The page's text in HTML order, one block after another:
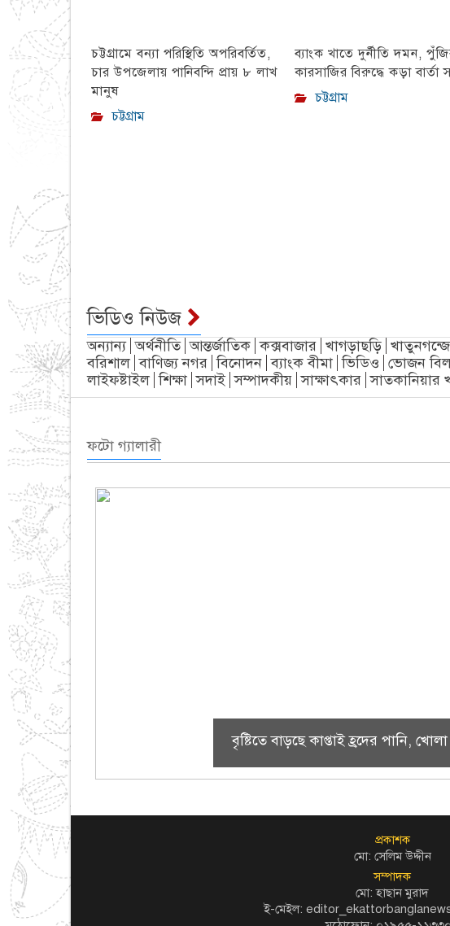
চট্টগ্রামে বন্যা পরিস্থিতি অপরিবর্তিত,
চার উপজেলায় পানিবন্দি প্রায় ৮ লাখ
মানুষ
চট্টগ্রাম
ব্যাংক খাতে দুর্নীতি দমন,
কারসাজির বিরুদ্ধে কড়া বার্তা
চট্টগ্রাম
ভিডিও নিউজ
অন্যান্য অর্থনীতি আন্তর্জাতিক কক্সবাজার খাগড়াছড়ি
বরিশাল বাণিজ্য নগর বিনোদন ব্যাংক বীমা ভিডিও ভোজন
লাইফষ্টাইল শিক্ষা সদাই সম্পাদকীয় সাক্ষাৎকার সাতকানিয়ার
ফটো গ্যালারী
বৃষ্টিতে বাড়ছে কাপ্তাই হ্রদের পানি,
প্রকাশক
মো: সেলিম উদ্দীন
সম্পাদক
মো: হাছান মুরাদ
ই-মেইল: